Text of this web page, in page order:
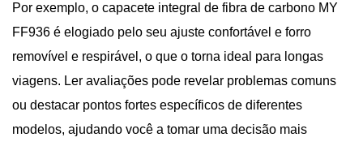
Por exemplo, o capacete integral de fibra de carbono MY
FF936 é elogiado pelo seu ajuste confortável e forro
removível e respirável, o que o torna ideal para longas
viagens. Ler avaliações pode revelar problemas comuns
ou destacar pontos fortes específicos de diferentes
modelos, ajudando você a tomar uma decisão mais